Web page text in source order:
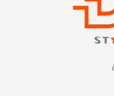
اصالت فیزیک کالا